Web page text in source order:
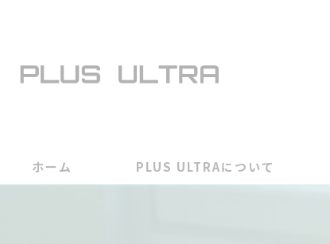
ホーム PLUS ULTRAについて